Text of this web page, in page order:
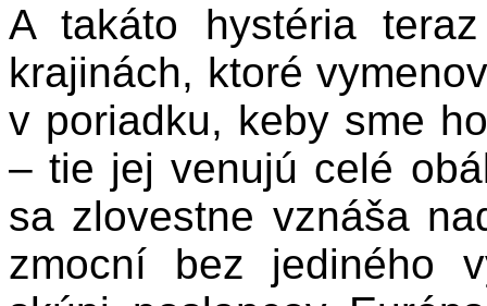
A takáto hystéria
krajinách, ktoré
v poriadku, keby sme
– tie jej venujú celé
sa zlovestne vznáša
zmocní bez jediného